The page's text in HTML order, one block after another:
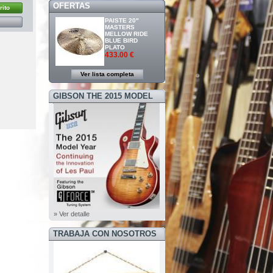
OFERTAS
PAISTE 20"
MASTERS
MELLOW RIDE
BLUE BIRD
PLATO
433.00 €
Ver lista completa
GIBSON THE 2015 MODEL
YEAR
» Ver detalle
TRABAJA CON NOSOTROS